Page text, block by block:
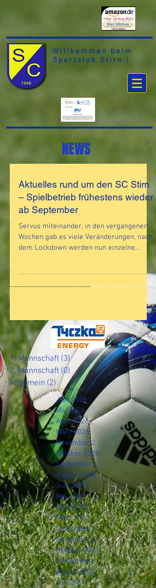
Willkommen beim
Sportclub Stirn !
NEWS
Aktuelles rund um den SC Stirn
– Spielbetrieb frühestens wieder
ab September
Servus miteinander, in den vergangenen
Wochen gab es viele Veränderungen, nach
dem Lockdown werden nun einzelne
1. Mannschaft (3)3 Beiträge
2. Mannschaft (0) 0 Beiträge
Allgemein (2) 2 Beiträge
Juni 2026
Mai 2026
April 2026
März 2026
November 2025
Oktober 2025
September 2025
August 2025
Juni 2025
Mai 2025
April 2025
März 2025
Dezember 2024
November 2024
Oktober 2024
September 2024
August 2024
Juli 2024